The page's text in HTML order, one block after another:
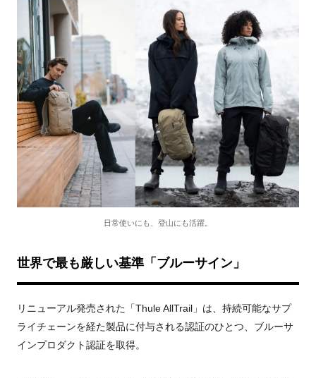
日常使いにも、登山にも活躍。
世界で最も厳しい基準「ブルーサイン」
リニューアル発売された「Thule AllTrail」は、持続可能なサプ
ライチェーンを経た製品に付与される認証のひとつ、ブルーサ
インプロダクト認証を取得。